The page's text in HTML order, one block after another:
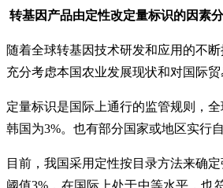
转基因产品由定性改定量标识的因素
随着全球转基因技术研发和应用的不
充分考虑本国农业发展现状和对国际
定量标识是国际上通行的监管规则，
韩国为3%。也有部分国家或地区实行
目前，我国采用定性按目录方法来确
阈值3%，在国际上处于中等水平，也